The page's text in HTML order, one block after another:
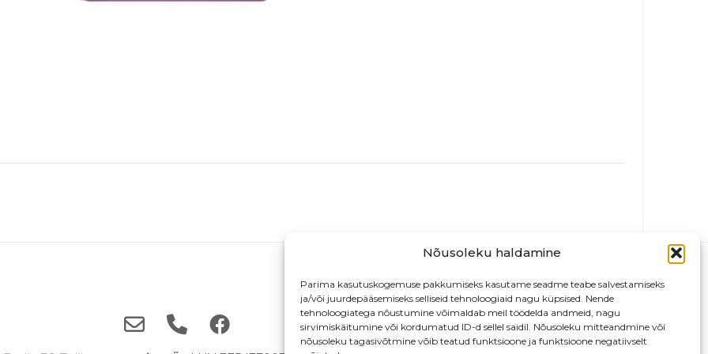
Nõusoleku haldamine
Parima kasutuskogemuse pakkumiseks kasutame seadme teabe salvestamiseks
ja/või juurdepääsemiseks selliseid tehnoloogiaid nagu küpsised. Nende
tehnoloogiatega nõustumine võimaldab meil töödelda andmeid, nagu
sirvimiskäitumine või kordumatud ID-d sellel saidil. Nõusoleku mitteandmine või
nõusoleku tagasivõtmine võib teatud funktsioone ja funktsioone negatiivselt